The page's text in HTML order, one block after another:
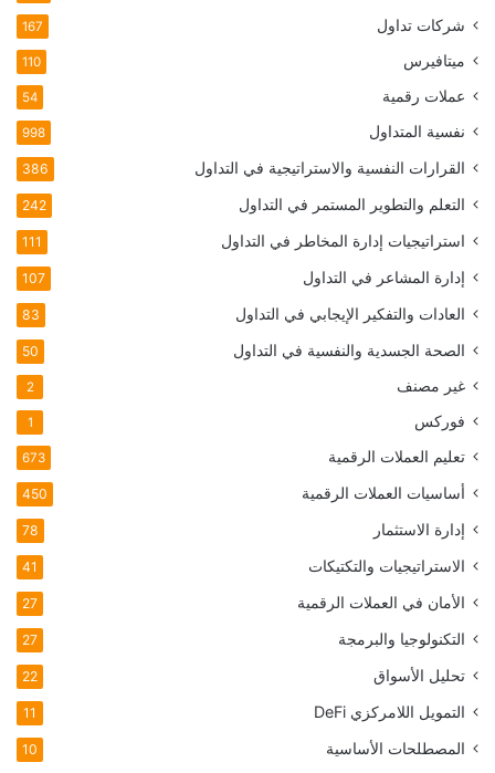
شركات تداول 167
ميتافيرس 110
عملات رقمية 54
نفسية المتداول 998
القرارات النفسية والاستراتيجية في التداول 386
التعلم والتطوير المستمر في التداول 242
استراتيجيات إدارة المخاطر في التداول 111
إدارة المشاعر في التداول 107
العادات والتفكير الإيجابي في التداول 83
الصحة الجسدية والنفسية في التداول 50
غير مصنف 2
فوركس 1
تعليم العملات الرقمية 673
أساسيات العملات الرقمية 450
إدارة الاستثمار 78
الاستراتيجيات والتكتيكات 41
الأمان في العملات الرقمية 27
التكنولوجيا والبرمجة 27
تحليل الأسواق 22
التمويل اللامركزي DeFi
11
المصطلحات الأساسية 10